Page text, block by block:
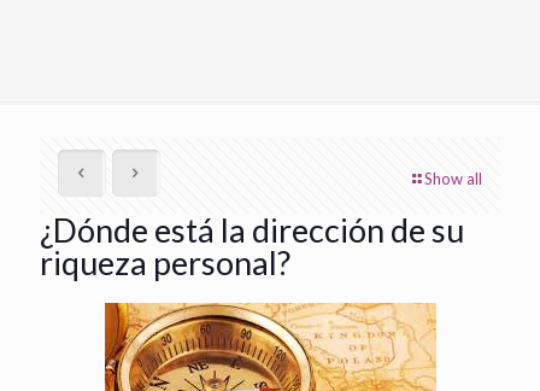
Show all
¿Dónde está la dirección de su
riqueza personal?